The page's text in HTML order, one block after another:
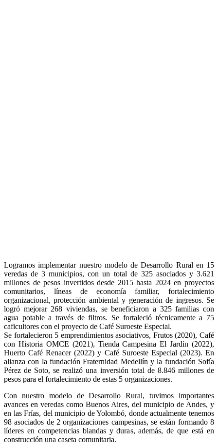
Logramos implementar nuestro modelo de Desarrollo Rural en 15
veredas de 3 municipios, con un total de 325 asociados y 3.621
millones de pesos invertidos desde 2015 hasta 2024 en proyectos
comunitarios, líneas de economía familiar, fortalecimiento
organizacional, protección ambiental y generación de ingresos. Se
logró mejorar 268 viviendas, se beneficiaron a 325 familias con
agua potable a través de filtros. Se fortaleció técnicamente a 75
caficultores con el proyecto de Café Suroeste Especial.
Se fortalecieron 5 emprendimientos asociativos, Frutos (2020), Café
con Historia OMCE (2021), Tienda Campesina El Jardín (2022),
Huerto Café Renacer (2022) y Café Suroeste Especial (2023). En
alianza con la fundación Fraternidad Medellín y la fundación Sofía
Pérez de Soto, se realizó una inversión total de 8.846 millones de
pesos para el fortalecimiento de estas 5 organizaciones.
Con nuestro modelo de Desarrollo Rural, tuvimos importantes
avances en veredas como Buenos Aires, del municipio de Andes, y
en las Frías, del municipio de Yolombó, donde actualmente tenemos
98 asociados de 2 organizaciones campesinas, se están formando 8
líderes en competencias blandas y duras, además, de que está en
construcción una caseta comunitaria.